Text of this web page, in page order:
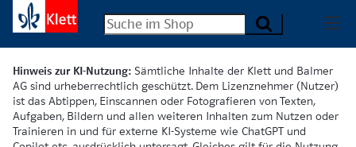
Hinweis zur KI-Nutzung: Sämtliche Inhalte der Klett und Balmer
AG sind urheberrechtlich geschützt. Dem Lizenznehmer (Nutzer)
ist das Abtippen, Einscannen oder Fotografieren von Texten,
Aufgaben, Bildern und allen weiteren Inhalten zum Nutzen oder
Trainieren in und für externe KI-Systeme wie ChatGPT und